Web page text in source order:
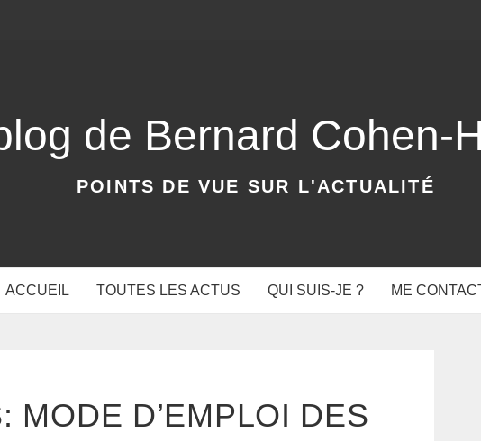
de Bernard Cohen-
POINTS DE VUE SUR L'ACTUALITÉ
ACCUEIL TOUTES LES ACTUS QUI SUIS-JE ? ME
MODE D’EMPLOI DES